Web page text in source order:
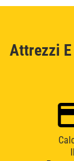
Attrezzi